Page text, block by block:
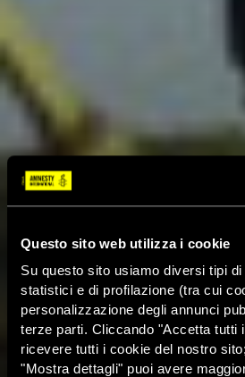
Questo sito web utilizza i cookie
Su questo sito usiamo diversi tipi
statistici e di profilazione (tra cui
personalizzazione degli annunci
terze parti. Cliccando "Accetta tutti
ricevere tutti i cookie del nostro
"Mostra dettagli" puoi avere